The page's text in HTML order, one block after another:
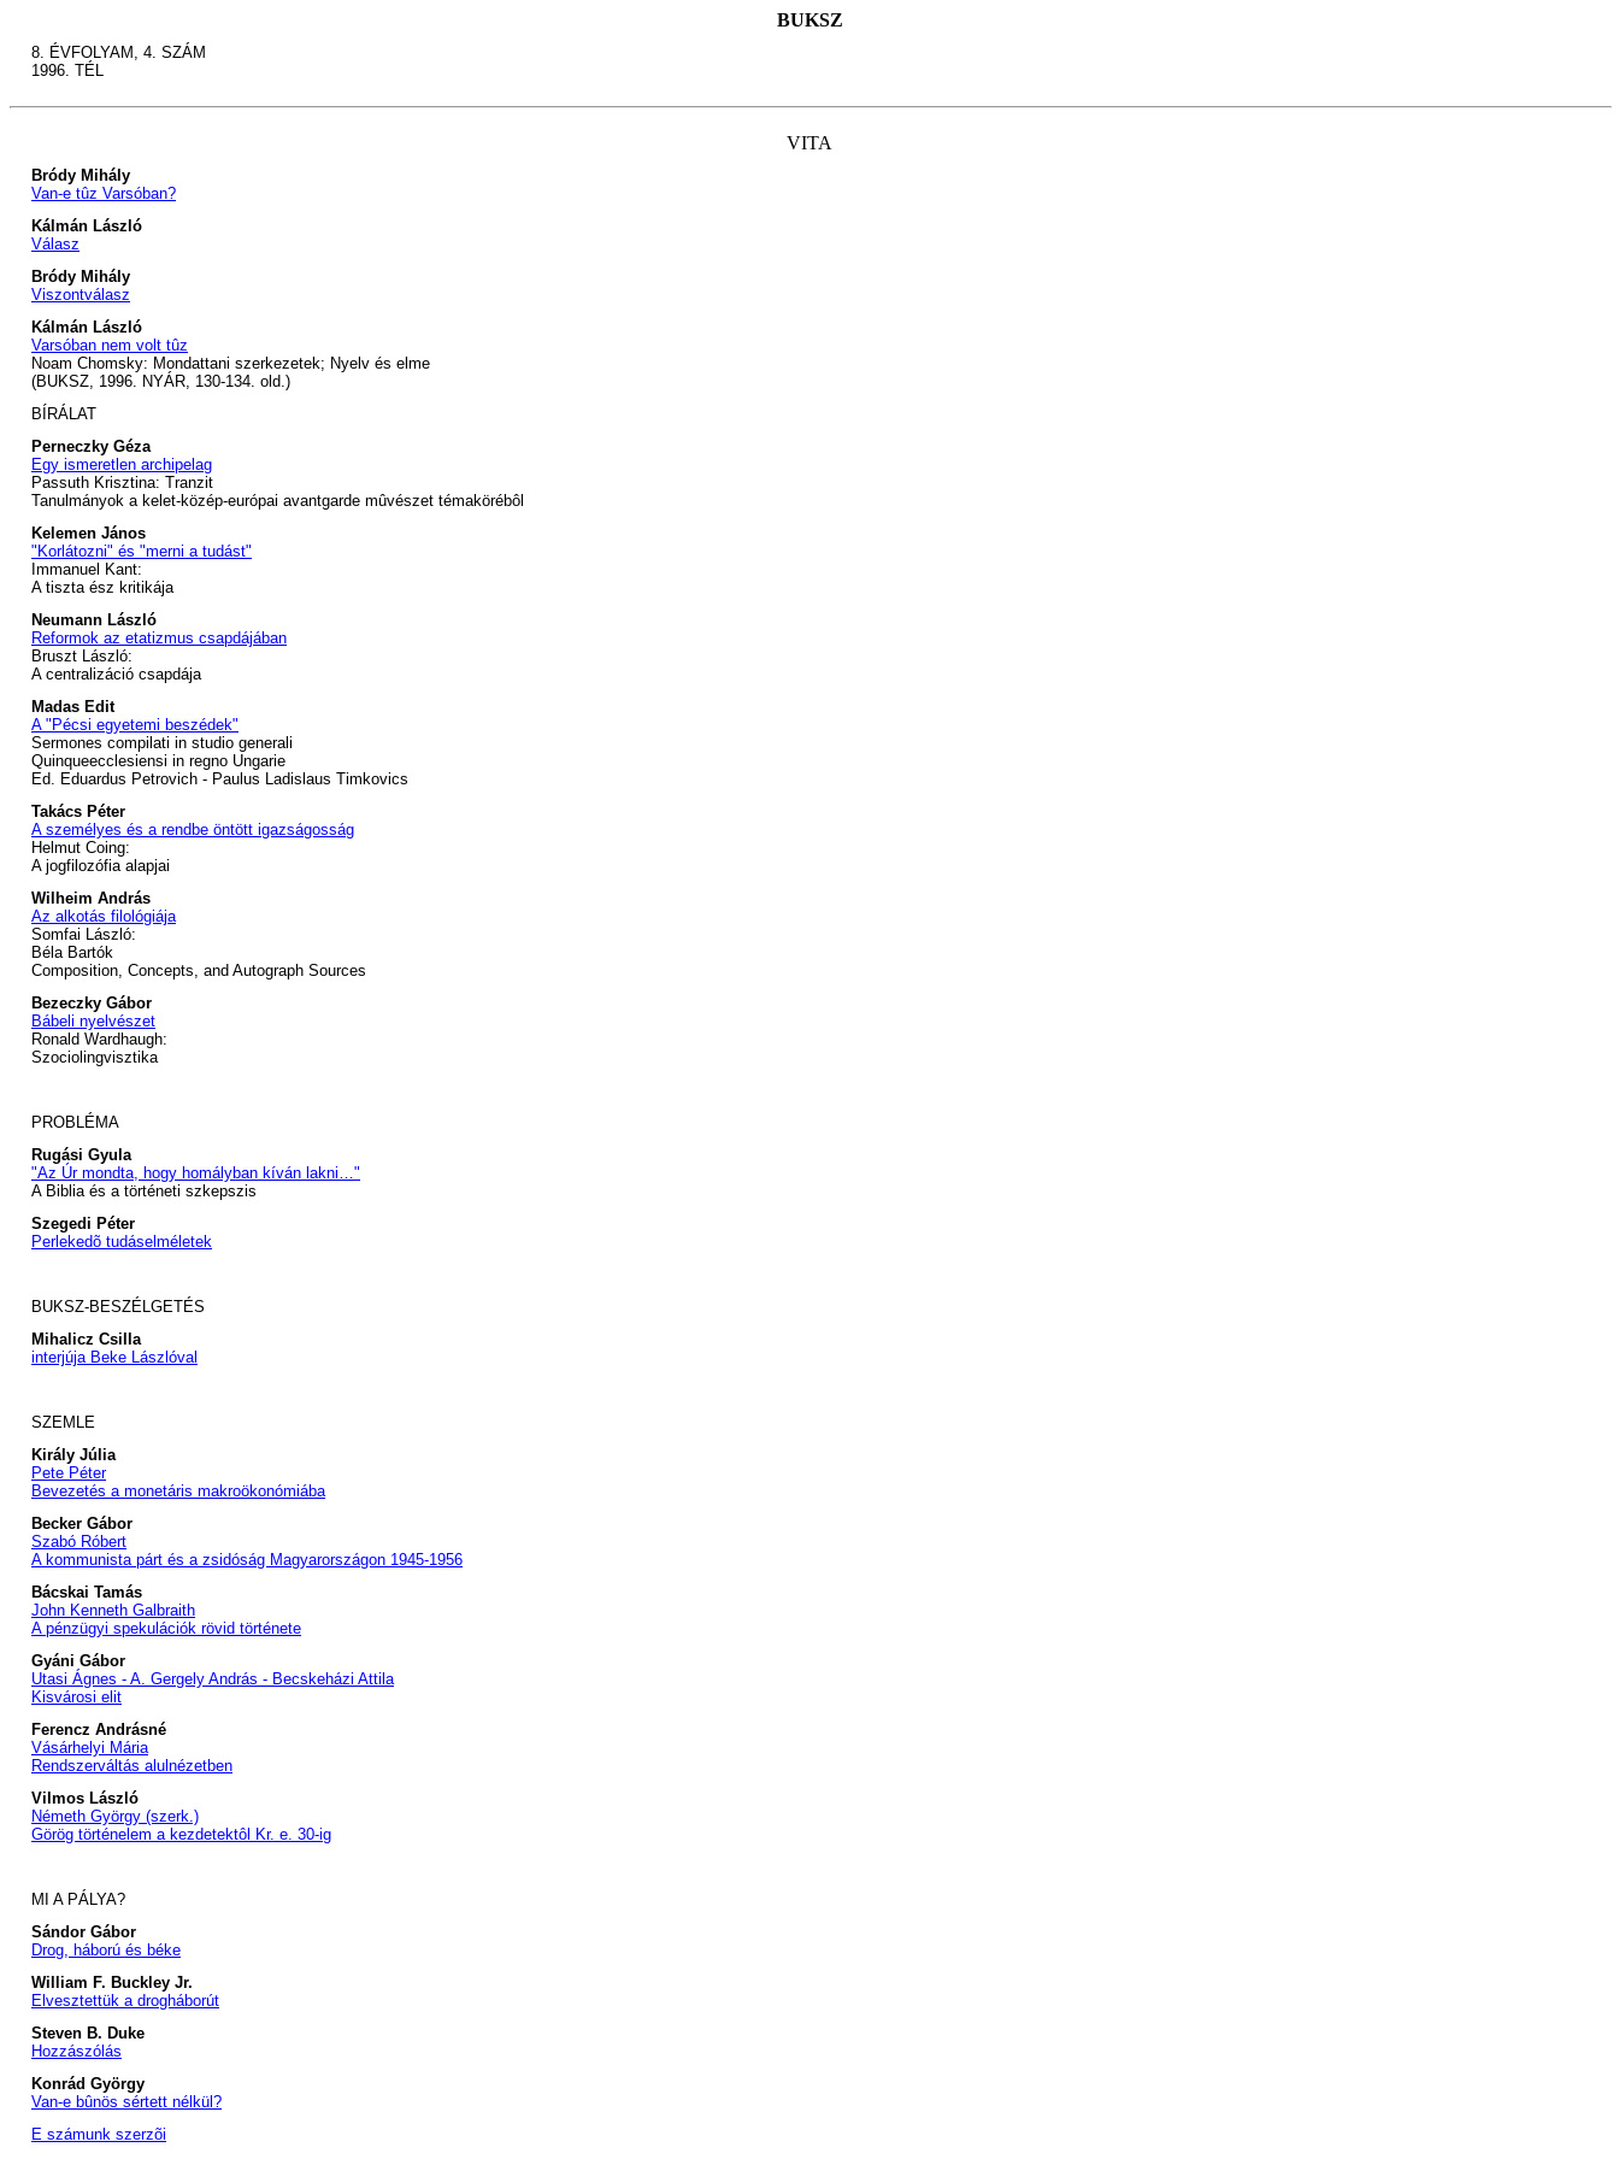
BUKSZ
8. ÉVFOLYAM, 4. SZÁM
1996. TÉL
VITA
Bródy Mihály
Van-e tûz Varsóban?
Kálmán László
Válasz
Bródy Mihály
Viszontválasz
Kálmán László
Varsóban nem volt tûz
Noam Chomsky: Mondattani szerkezetek; Nyelv és elme
(BUKSZ, 1996. NYÁR, 130-134. old.)
BÍRÁLAT
Perneczky Géza
Egy ismeretlen archipelag
Passuth Krisztina: Tranzit
Tanulmányok a kelet-közép-európai avantgarde mûvészet témakörébôl
Kelemen János
"Korlátozni" és "merni a tudást"
Immanuel Kant:
A tiszta ész kritikája
Neumann László
Reformok az etatizmus csapdájában
Bruszt László:
A centralizáció csapdája
Madas Edit
A "Pécsi egyetemi beszédek"
Sermones compilati in studio generali
Quinqueecclesiensi in regno Ungarie
Ed. Eduardus Petrovich - Paulus Ladislaus Timkovics
Takács Péter
A személyes és a rendbe öntött igazságosság
Helmut Coing:
A jogfilozófia alapjai
Wilheim András
Az alkotás filológiája
Somfai László:
Béla Bartók
Composition, Concepts, and Autograph Sources
Bezeczky Gábor
Bábeli nyelvészet
Ronald Wardhaugh:
Szociolingvisztika
PROBLÉMA
Rugási Gyula
"Az Úr mondta, hogy homályban kíván lakni…"
A Biblia és a történeti szkepszis
Szegedi Péter
Perlekedõ tudáselméletek
BUKSZ-BESZÉLGETÉS
Mihalicz Csilla
interjúja Beke Lászlóval
SZEMLE
Király Júlia
Pete Péter
Bevezetés a monetáris makroökonómiába
Becker Gábor
Szabó Róbert
A kommunista párt és a zsidóság Magyarországon 1945-1956
Bácskai Tamás
John Kenneth Galbraith
A pénzügyi spekulációk rövid története
Gyáni Gábor
Utasi Ágnes - A. Gergely András - Becskeházi Attila
Kisvárosi elit
Ferencz Andrásné
Vásárhelyi Mária
Rendszerváltás alulnézetben
Vilmos László
Németh György (szerk.)
Görög történelem a kezdetektôl Kr. e. 30-ig
MI A PÁLYA?
Sándor Gábor
Drog, háború és béke
William F. Buckley Jr.
Elvesztettük a drogháborút
Steven B. Duke
Hozzászólás
Konrád György
Van-e bûnös sértett nélkül?
E számunk szerzõi